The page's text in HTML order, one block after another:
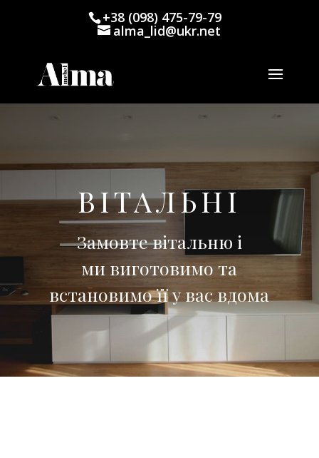
+38 (098) 475-79-79
alma_lid@ukr.net
ВІТАЛЬНІ
Замовте вітальню і
ми виготовимо та
встановимо її у вас вдома